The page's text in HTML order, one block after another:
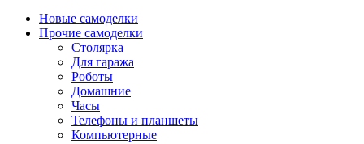
Новые самоделки
Прочие самоделки
Столярка
Для гаража
Роботы
Домашние
Часы
Телефоны и планшеты
Компьютерные